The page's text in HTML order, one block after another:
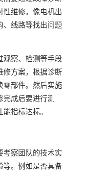
性维修。像电机出
、线路等找出问题
观察、检测等手段
修方案，根据诊断
零部件。然后实施
完成后要进行测
指标达标。
考察团队的技术实
等。例如是否具备